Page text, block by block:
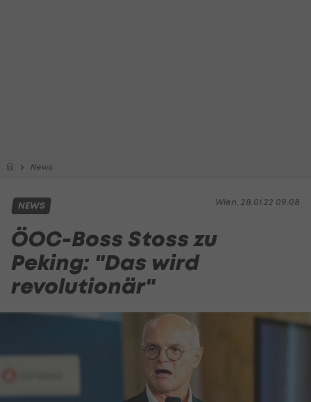
News
Wien, 28.01.22 09:08
NEWS
ÖOC-Boss Stoss zu
Peking: "Das wird
revolutionär"